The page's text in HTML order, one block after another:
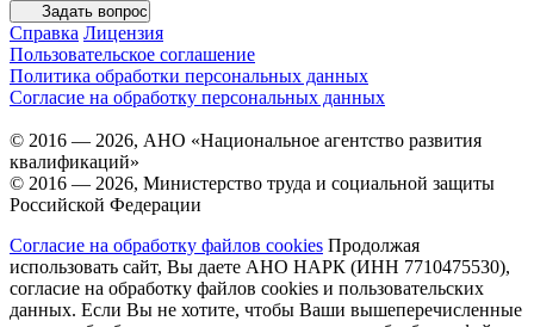
Задать вопрос
Справка Лицензия
Пользовательское соглашение
Политика обработки персональных данных
Согласие на обработку персональных данных
© 2016 — 2026, АНО «Национальное агентство развития
квалификаций»
© 2016 — 2026, Министерство труда и социальной защиты
Российской Федерации
Согласие на обработку файлов cookies Продолжая
использовать сайт, Вы даете АНО НАРК (ИНН 7710475530),
согласие на обработку файлов cookies и пользовательских
данных. Если Вы не хотите, чтобы Ваши вышеперечисленные